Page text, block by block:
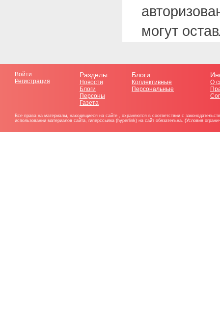
могут
Войти
Регистрация
Разделы
Новости
Блоги
Персоны
Газета
Блоги
Коллективные
Персональные
О
Все права на материалы, находящиеся на сайте , охраняются в соответствии с
использовании материалов сайта, гиперссылка (hyperlink) на сайт обязательна. (Условия